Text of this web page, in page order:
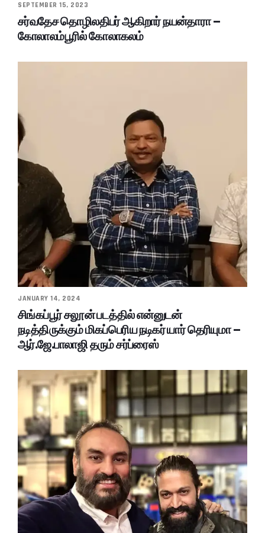
SEPTEMBER 15, 2023
சர்வதேச தொழிலதிபர் ஆகிறார் நயன்தாரா –
கோலாலம்பூரில் கோலாகலம்
JANUARY 14, 2024
சிங்கப்பூர் சலூன் படத்தில் என்னுடன்
நடித்திருக்கும் மிகப்பெரிய நடிகர் யார் தெரியுமா –
ஆர்.ஜே.பாலாஜி தரும் சர்ப்ரைஸ்